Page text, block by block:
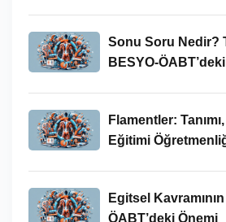
Sonu Soru Nedir?
BESYO-
Flamentler:
Eğitimi
Egitsel
ÖABT’deki Önemi